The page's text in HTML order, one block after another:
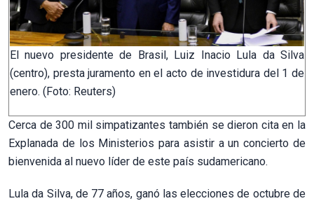
El nuevo presidente de Brasil, Luiz Inacio Lula da Silva
(centro), presta juramento en el acto de investidura del 1 de
enero. (Foto: Reuters)
Cerca de 300 mil simpatizantes también se dieron cita en la
Explanada de los Ministerios para asistir a un concierto de
bienvenida al nuevo líder de este país sudamericano.
Lula da Silva, de 77 años, ganó las elecciones de octubre de